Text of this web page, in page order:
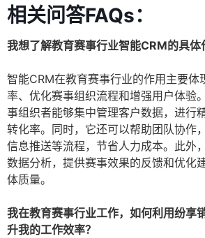
相关问答FAQs：
我想了解教育赛事行业智能CRM的具体
智能CRM在教育赛事行业的作用主要体
率、优化赛事组织流程和增强用户体验
事组织者能够集中管理客户数据，进行
转化率。同时，它还可以帮助团队协作
信息推送等流程，节省人力成本。此外
数据分析，提供赛事效果的反馈和优化
体质量。
我在教育赛事行业工作，如何利用纷享
升我的工作效率？